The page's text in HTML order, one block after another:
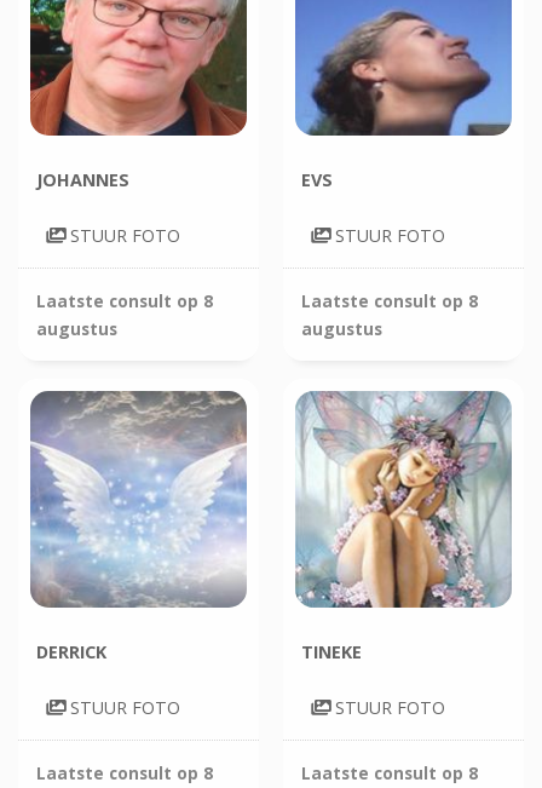
JOHANNES
STUUR FOTO
Laatste consult op 8
augustus
EVS
STUUR FOTO
Laatste consult op 8
augustus
DERRICK
STUUR FOTO
Laatste consult op 8
TINEKE
STUUR FOTO
Laatste consult op 8